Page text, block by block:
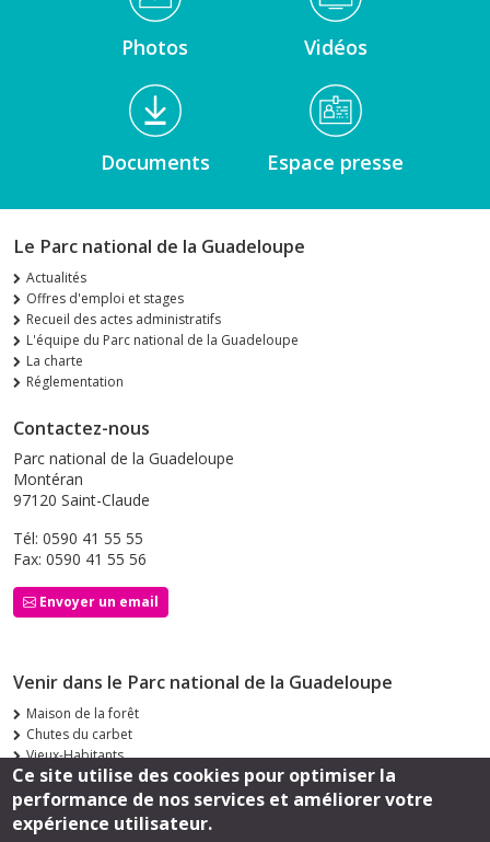
Photos Vidéos
Documents Espace presse
Le Parc national de la Guadeloupe
Actualités
Offres d'emploi et stages
Recueil des actes administratifs
L'équipe du Parc national de la Guadeloupe
La charte
Réglementation
Contactez-nous
Parc national de la Guadeloupe
Montéran
97120 Saint-Claude
Tél: 0590 41 55 55
Fax: 0590 41 55 56
Envoyer un email
Venir dans le Parc national de la Guadeloupe
Maison de la forêt
Chutes du carbet
Vieux-Habitants
Siège de Saint-Claude
Suivez-nous
Ce site utilise des cookies pour optimiser la
performance de nos services et améliorer votre
expérience utilisateur.